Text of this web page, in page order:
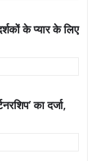
के प्यार के लिए
का दर्जा,